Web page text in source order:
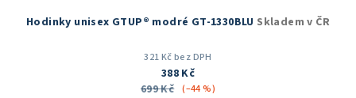
Hodinky unisex GTUP® modré GT-1330BLU Skladem v ČR
321 Kč bez DPH
388 Kč
699 Kč (–44 %)